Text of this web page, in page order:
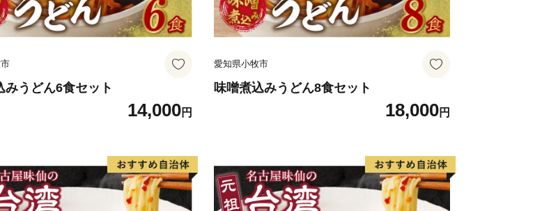
みうどん6食セット
14,000円
愛知県小牧市
味噌煮込みうどん8食セット
18,000円